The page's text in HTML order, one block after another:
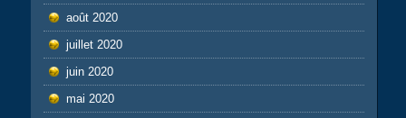
août 2020
juillet 2020
juin 2020
mai 2020